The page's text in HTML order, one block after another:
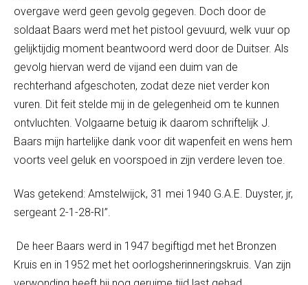
overgave werd geen gevolg gegeven. Doch door de
soldaat Baars werd met het pistool gevuurd, welk vuur op
gelijktijdig moment beantwoord werd door de Duitser. Als
gevolg hiervan werd de vijand een duim van de
rechterhand afgeschoten, zodat deze niet verder kon
vuren. Dit feit stelde mij in de gelegenheid om te kunnen
ontvluchten. Volgaarne betuig ik daarom schriftelijk J.
Baars mijn hartelijke dank voor dit wapenfeit en wens hem
voorts veel geluk en voorspoed in zijn verdere leven toe.
Was getekend: Amstelwijck, 31 mei 1940 G.A.E. Duyster, jr,
sergeant 2-1-28-RI”.
De heer Baars werd in 1947 begiftigd met het Bronzen
Kruis en in 1952 met het oorlogsherinneringskruis. Van zijn